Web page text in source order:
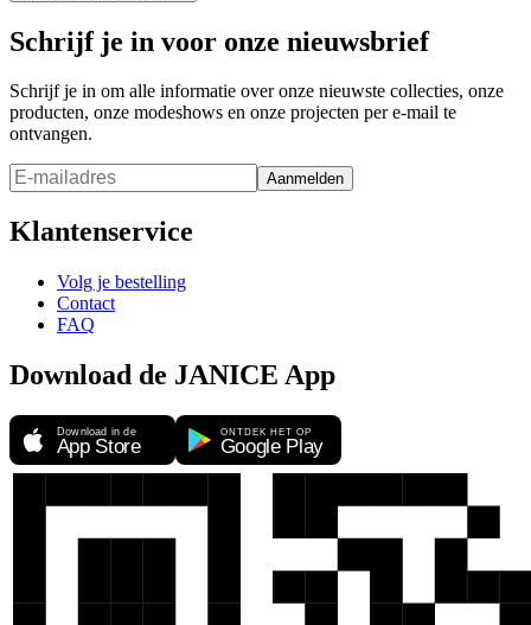
Schrijf je in voor onze nieuwsbrief
Schrijf je in om alle informatie over onze nieuwste collecties, onze
producten, onze modeshows en onze projecten per e-mail te
ontvangen.
Aanmelden
Klantenservice
Volg je bestelling
Contact
FAQ
Download de JANICE App